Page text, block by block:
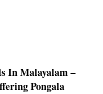
In Malayalam –
Pongala